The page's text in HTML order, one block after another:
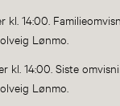
kl. 14:00.
Lønmo.
kl. 14:00. Siste
Lønmo.